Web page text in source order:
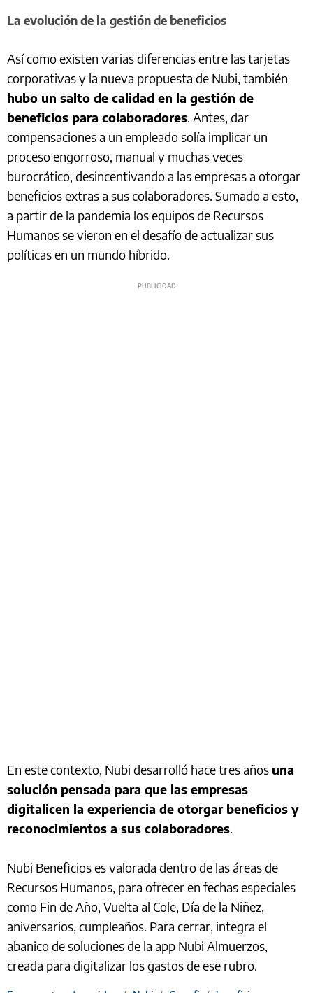
La evolución de la gestión de beneficios
Así como existen varias diferencias entre las tarjetas
corporativas y la nueva propuesta de Nubi, también
hubo un salto de calidad en la gestión de
beneficios para colaboradores. Antes, dar
compensaciones a un empleado solía implicar un
proceso engorroso, manual y muchas veces
burocrático, desincentivando a las empresas a otorgar
beneficios extras a sus colaboradores. Sumado a esto,
a partir de la pandemia los equipos de Recursos
Humanos se vieron en el desafío de actualizar sus
políticas en un mundo híbrido.
En este contexto, Nubi desarrolló hace tres años una
solución pensada para que las empresas
digitalicen la experiencia de otorgar beneficios y
reconocimientos a sus colaboradores.
Nubi Beneficios es valorada dentro de las áreas de
Recursos Humanos, para ofrecer en fechas especiales
como Fin de Año, Vuelta al Cole, Día de la Niñez,
aniversarios, cumpleaños. Para cerrar, integra el
abanico de soluciones de la app Nubi Almuerzos,
creada para digitalizar los gastos de ese rubro.